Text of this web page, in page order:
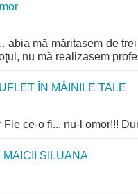
abia mă măritasem de
nu mă realizasem
ÎN MÂINILE TALE
ce-o fi... nu-l omor!!!
SILUANA